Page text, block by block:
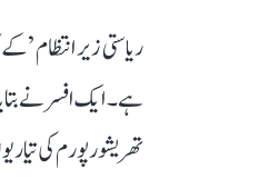
ریاستی زیر انتظام
ہے۔ ایک افسر نے
تھریشور پورم کی